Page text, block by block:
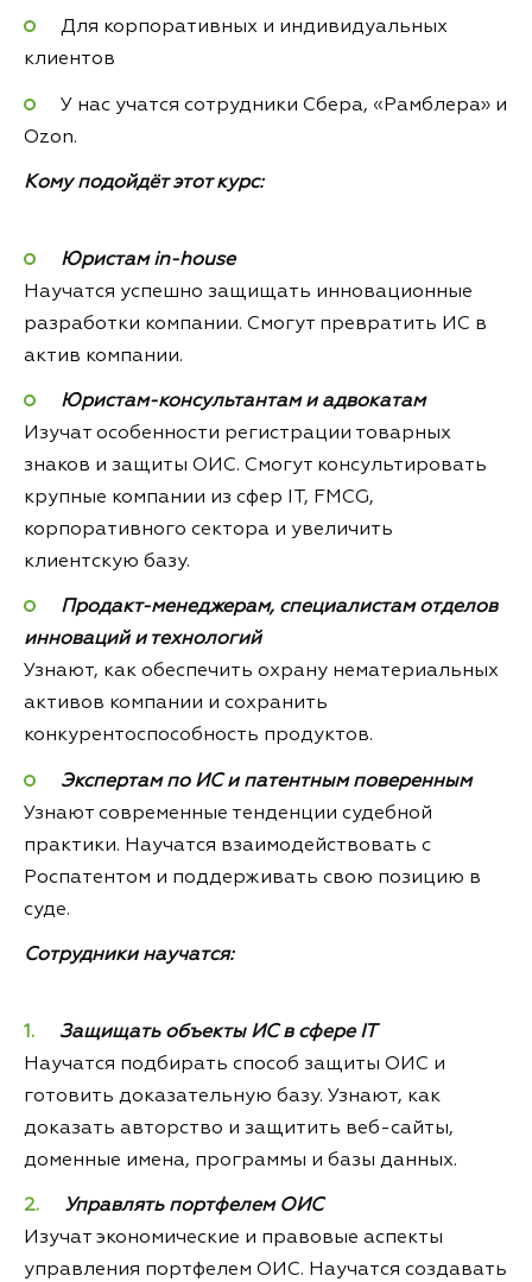
Для корпоративных и индивидуальных
клиентов
У нас учатся сотрудники Сбера, «Рамблера» и
Ozon.
Кому подойдёт этот курс:
Юристам in-house
Научатся успешно защищать инновационные
разработки компании. Смогут превратить ИС в
актив компании.
Юристам-консультантам и адвокатам
Изучат особенности регистрации товарных
знаков и защиты ОИС. Смогут консультировать
крупные компании из сфер IT, FMCG,
корпоративного сектора и увеличить
клиентскую базу.
Продакт-менеджерам, специалистам отделов
инноваций и технологий
Узнают, как обеспечить охрану нематериальных
активов компании и сохранить
конкурентоспособность продуктов.
Экспертам по ИС и патентным поверенным
Узнают современные тенденции судебной
практики. Научатся взаимодействовать с
Роспатентом и поддерживать свою позицию в
суде.
Сотрудники научатся:
Защищать объекты ИС в сфере IT
Научатся подбирать способ защиты ОИС и
готовить доказательную базу. Узнают, как
доказать авторство и защитить веб-сайты,
доменные имена, программы и базы данных.
Управлять портфелем ОИС
Изучат экономические и правовые аспекты
управления портфелем ОИС. Научатся создавать